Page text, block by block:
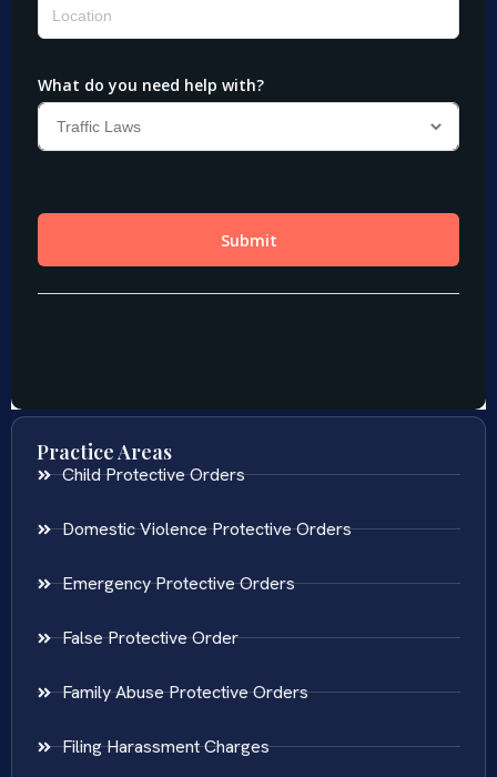
Practice Areas
Child Protective Orders
Domestic Violence Protective Orders
Emergency Protective Orders
False Protective Order
Family Abuse Protective Orders
Filing Harassment Charges